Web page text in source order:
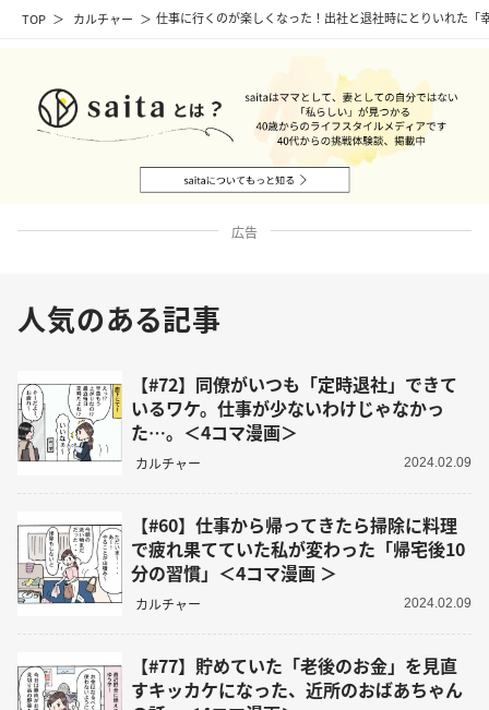
TOP カルチャー 仕事に行くのが楽しくなった！出社と退社時にとりいれた「
広告
人気のある記事
【#72】同僚がいつも「定時退社」できて
いるワケ。仕事が少ないわけじゃなかっ
た…。＜4コマ漫画＞
カルチャー 2024.02.09
【#60】仕事から帰ってきたら掃除に料理
で疲れ果てていた私が変わった「帰宅後10
分の習慣」＜4コマ漫画 ＞
カルチャー 2024.02.09
【#77】貯めていた「老後のお金」を見直
すキッカケになった、近所のおばあちゃん